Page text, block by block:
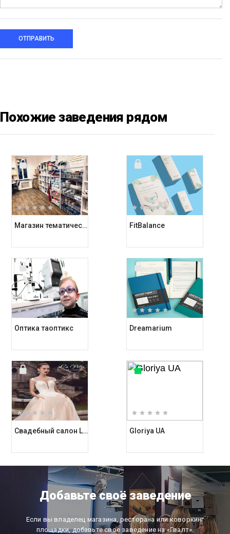
ОТПРАВИТЬ
Похожие заведения рядом
Магазин тематических подарков Kashalot FitBalance
Оптика таоптикс Dreamarium
Свадебный салон Love and Dress Gloriya UA
Добавьте своё заведение
Если вы владелец магазина, ресторана или коворкинг
площадки, добавьте свое заведение на «Гвалт».